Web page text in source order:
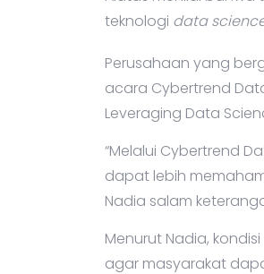
teknologi data
Perusahaan yang
acara Cybertrend
Leveraging Data
“Melalui Cybertrend
dapat lebih
Nadia salam
Menurut Nadia,
agar masyarakat